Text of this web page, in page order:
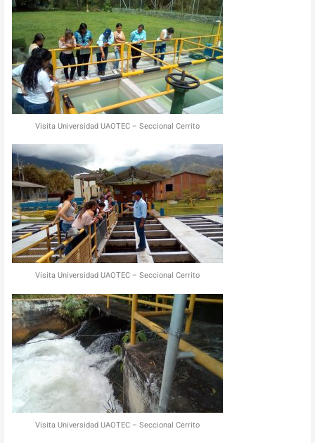
Visita Universidad UAOTEC – Seccional Cerrito
Visita Universidad UAOTEC – Seccional Cerrito
Visita Universidad UAOTEC – Seccional Cerrito